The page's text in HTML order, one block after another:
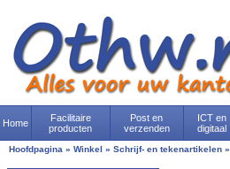
Home
Facilitaire
producten
Post en
verzenden
ICT en
digitaal
Hoofdpagina » Winkel » Schrijf- en tekenartikelen »